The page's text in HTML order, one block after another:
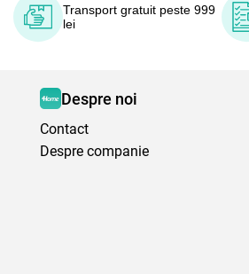
Transport gratuit peste 999
lei
Despre noi
Contact
Despre companie